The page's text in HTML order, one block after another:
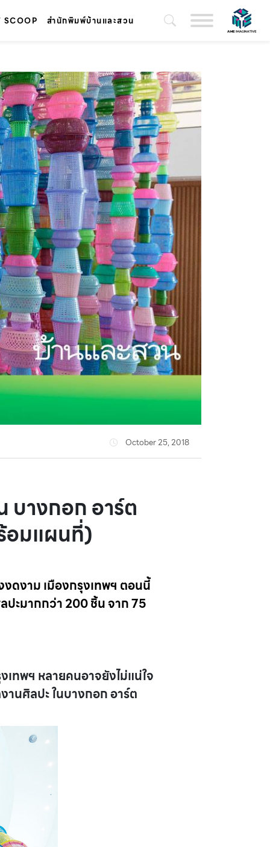
สำนักพิมพ์บ้านและสวน
October 25, 2018
บางกอก อาร์ต
อมแผนที่)
ดงาม เมืองกรุงเทพฯ ตอนนี้
ปะมากกว่า 200 ชิ้น จาก 75
ทพฯ หลายคนอาจยังไม่แน่ใจ
นศิลปะ ในบางกอก อาร์ต